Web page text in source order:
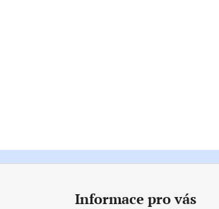
Informace pro vás